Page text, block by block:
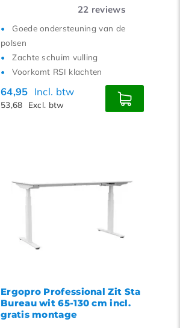
22 reviews
Goede ondersteuning van de
polsen
Zachte schuim vulling
Voorkomt RSI klachten
64,95 Incl. btw
53,68 Excl. btw
Ergopro Professional Zit Sta
Bureau wit 65-130 cm incl.
gratis montage